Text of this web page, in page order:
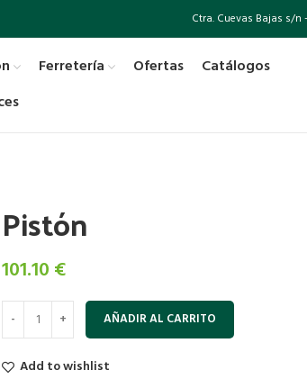
Ctra. Cuevas Bajas s/n
Ferretería Ofertas
Catálogos
Pistón
101.10 €
AÑADIR AL CARRITO
Add to wishlist